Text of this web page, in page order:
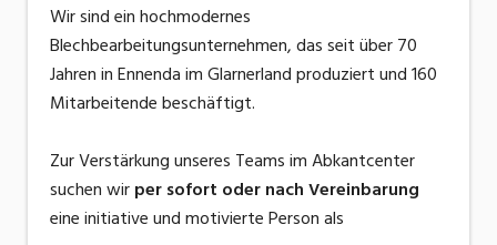
Verkauf, Handel, Kundenberatung,
Aussendienst
Wir sind ein hochmodernes
Blechbearbeitungsunternehmen, das seit über 70
Jahren in Ennenda im Glarnerland produziert und 160
Mitarbeitende beschäftigt.
Zur Verstärkung unseres Teams im Abkantcenter
suchen wirper sofort oder nachVereinbarung
eine initiative und motivierte Person als